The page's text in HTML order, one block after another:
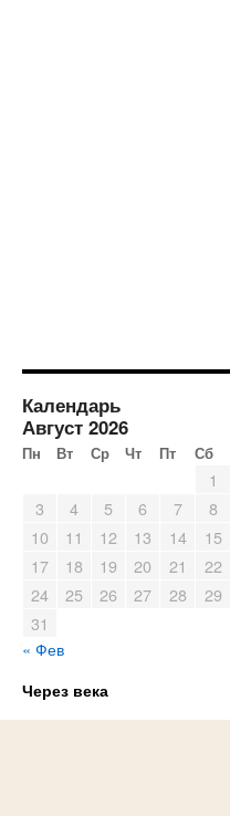
Календарь
Август 2026
Пн Вт Ср Чт Пт Сб
1
3
4 5 6 7 8
10
11 12 13 14 15
17
18 19 20 21 22
24
25 26 27 28 29
31
« Фев
Через века